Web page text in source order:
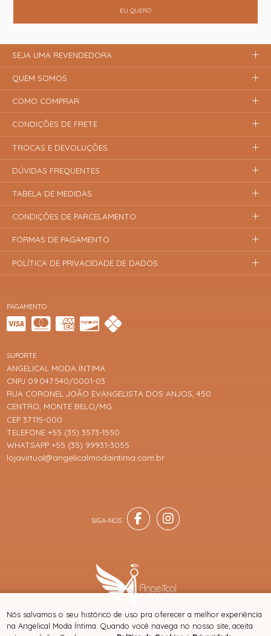
EU QUERO
PAGAMENTO
SUPORTE
ANGELICAL MODA ÍNTIMA
CNPJ 09.047.540/0001-03
RUA CORONEL JOÃO EVANGELISTA DOS ANJOS, 450
CENTRO, MONTE BELO/MG
CEP 37115-000
TELEFONE +55 (35) 3573-1550
WHATSAPP +55 (35) 99931-3055
lojavirtual@angelicalmodaintima.com.br
SEJA UMA REVENDEDORA
QUEM SOMOS
COMO COMPRAR
CONDIÇÕES DE FRETE
TROCAS E DEVOLUÇÕES
DÚVIDAS FREQUENTES
TABELA DE MEDIDAS
CONDIÇÕES DE PARCELAMENTO
FORMAS DE PAGAMENTO
POLÍTICA DE PRIVACIDADE DE DADOS
® TODOS DIREITOS RESERVADOS
Nós salvamos o seu histórico de uso pra oferecer a melhor experiência
na Angelical Moda Íntima. Quando você navega no nosso site, aceita